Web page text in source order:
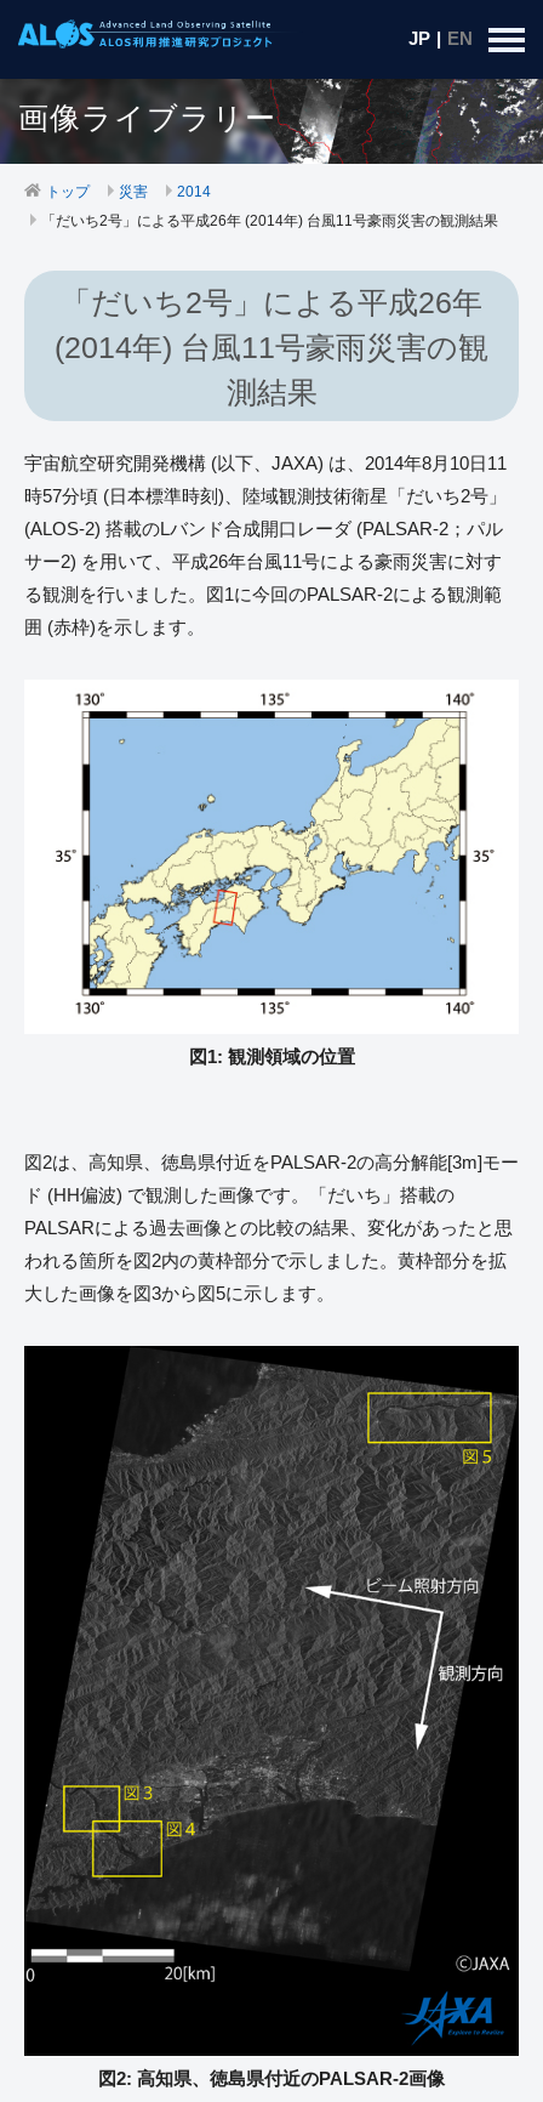
JP | EN
画像ライブラリー
トップ 災害
2014
「だいち2号」による平成26年 (2014年) 台風11号豪雨災害の観測結果
「だいち2号」による平成26年
(2014年) 台風11号豪雨災害の観
測結果
宇宙航空研究開発機構 (以下、JAXA) は、2014年8月10日11
時57分頃 (日本標準時刻)、陸域観測技術衛星「だいち2号」
(ALOS-2) 搭載のLバンド合成開口レーダ (PALSAR-2；パル
サー2) を用いて、平成26年台風11号による豪雨災害に対す
る観測を行いました。図1に今回のPALSAR-2による観測範
囲 (赤枠)を示します。
図1: 観測領域の位置
図2は、高知県、徳島県付近をPALSAR-2の高分解能[3m]モー
ド (HH偏波) で観測した画像です。「だいち」搭載の
PALSARによる過去画像との比較の結果、変化があったと思
われる箇所を図2内の黄枠部分で示しました。黄枠部分を拡
大した画像を図3から図5に示します。
図2: 高知県、徳島県付近のPALSAR-2画像